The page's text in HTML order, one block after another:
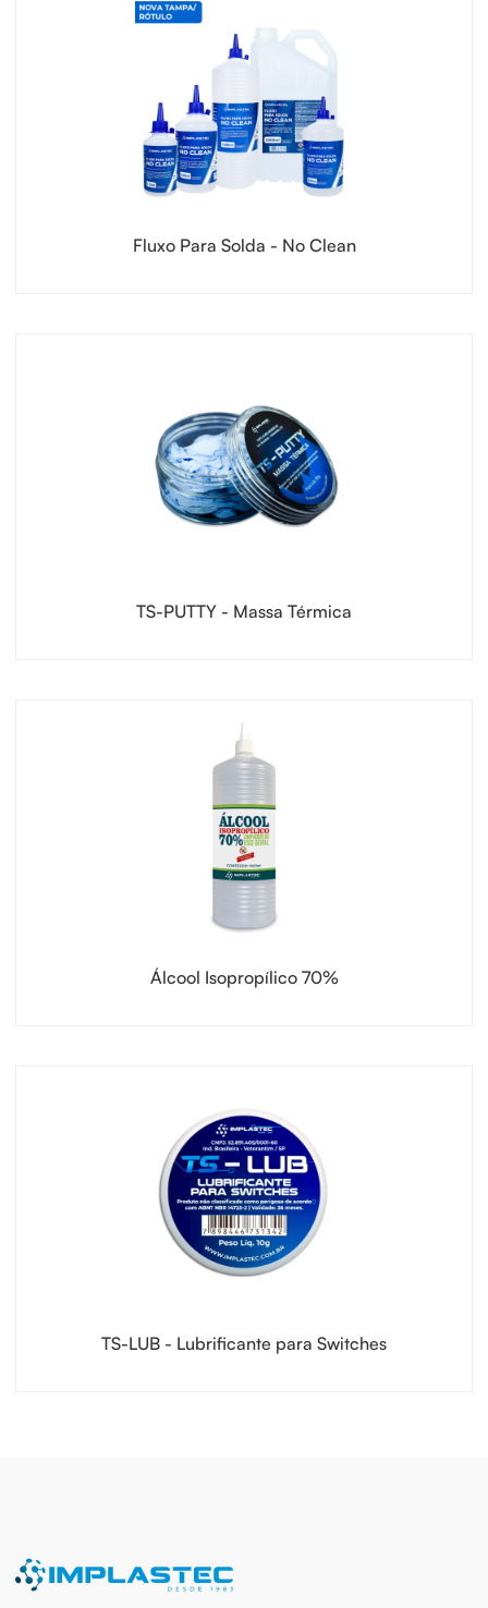
Fluxo Para Solda - No Clean
TS-PUTTY - Massa Térmica
Álcool Isopropílico 70%
TS-LUB - Lubrificante para Switches